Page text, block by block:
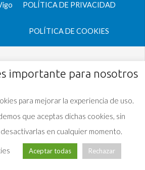
POLÍTICA DE PRIVACIDAD
POLÍTICA DE COOKIES
importante para nosotros
para mejorar la experiencia de uso.
que aceptas dichas cookies, sin
en cualquier momento.
Aceptar todas Rechazar